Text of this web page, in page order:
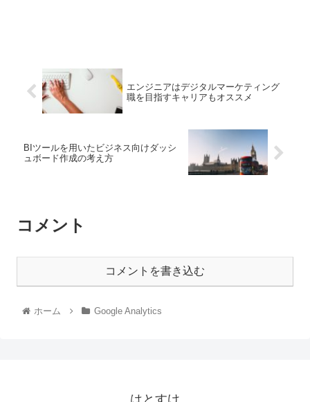
エンジニアはデジタルマーケティング
職を目指すキャリアもオススメ
BIツールを用いたビジネス向けダッシ
ュボード作成の考え方
コメント
コメントを書き込む
ホーム Google Analytics
はとすけ